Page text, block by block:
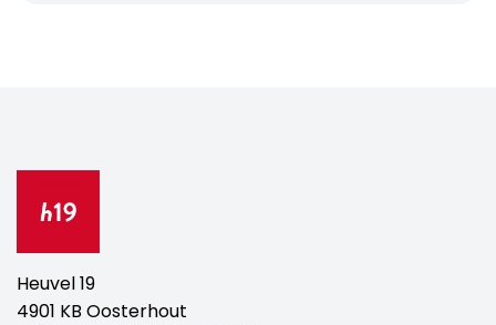
Heuvel 19
4901 KB Oosterhout